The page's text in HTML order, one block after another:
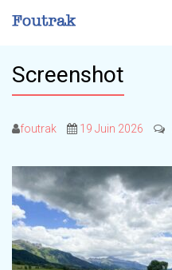
Screenshot
foutrak 19 Juin 2026